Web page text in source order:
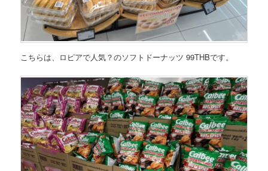
こちらは、ロピアで人気？のソフトドーナッツ 99THBです。